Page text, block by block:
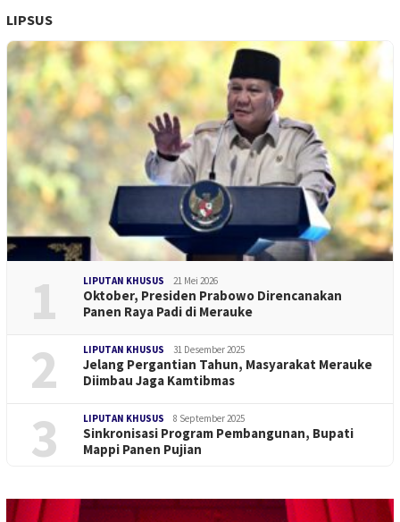
LIPSUS
1 LIPUTAN KHUSUS 21 Mei 2026
Oktober, Presiden Prabowo Direncanakan
Panen Raya Padi di Merauke
2 LIPUTAN KHUSUS 31 Desember 2025
Jelang Pergantian Tahun, Masyarakat Merauke
Diimbau Jaga Kamtibmas
3 LIPUTAN KHUSUS 8 September 2025
Sinkronisasi Program Pembangunan, Bupati
Mappi Panen Pujian